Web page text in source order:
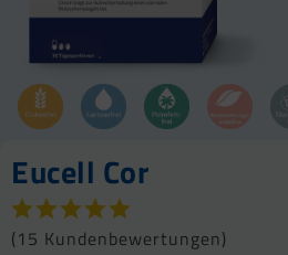
Eucell Cor
(15 Kundenbewertungen)